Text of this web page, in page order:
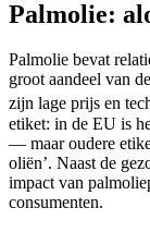
Palmolie:
Palmolie bevat
groot aandeel van
zijn lage prijs en
etiket: in de EU is
— maar oudere
oliën’. Naast de
impact van
consumenten.